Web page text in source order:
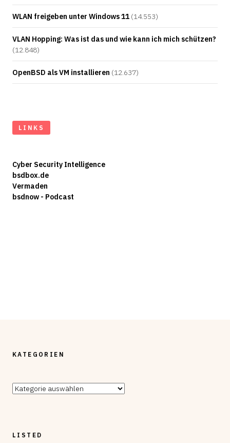
WLAN freigeben unter Windows 11 (14.553)
VLAN Hopping: Was ist das und wie kann ich mich schützen?
(12.848)
OpenBSD als VM installieren (12.637)
LINKS
Cyber Security Intelligence
bsdbox.de
Vermaden
bsdnow - Podcast
KATEGORIEN
Kategorien
LISTED